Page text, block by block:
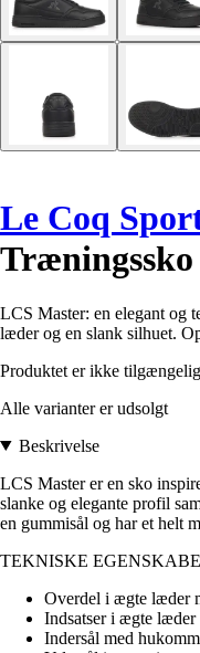
Le Coq
LCS Master: en elegant og
læder og en slank silhuet.
Produktet er ikke
Alle varianter er udsolgt
Beskrivelse
LCS Master er en sko
slanke og elegante profil
en gummisål og har et helt
TEKNISKE
Overdel i ægte læder
Indsatser i ægte læder
Indersål med